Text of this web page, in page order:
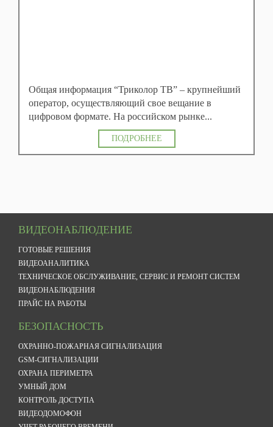
Общая информация “Триколор ТВ” – крупнейший
оператор, осуществляющий свое вещание в
цифровом формате. На российском рынке...
ПОДРОБНЕЕ
ВИДЕОНАБЛЮДЕНИЕ
ГОТОВЫЕ РЕШЕНИЯ
ВИДЕОАНАЛИТИКА
ТЕХНИЧЕСКОЕ ОБСЛУЖИВАНИЕ, СЕРВИС И РЕМОНТ СИСТЕМ
ВИДЕОНАБЛЮДЕНИЯ
ПРАЙС НА РАБОТЫ
БЕЗОПАСНОСТЬ
ОХРАННО-ПОЖАРНАЯ СИГНАЛИЗАЦИЯ
GSM-СИГНАЛИЗАЦИИ
ОХРАНА ПЕРИМЕТРА
УМНЫЙ ДОМ
КОНТРОЛЬ ДОСТУПА
ВИДЕОДОМОФОН